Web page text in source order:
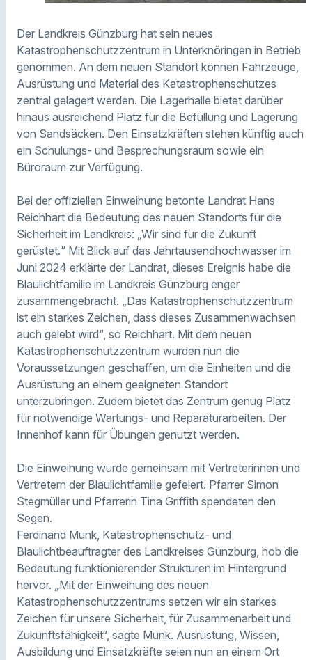
Der Landkreis Günzburg hat sein neues
Katastrophenschutzzentrum in Unterknöringen in Betrieb
genommen. An dem neuen Standort können Fahrzeuge,
Ausrüstung und Material des Katastrophenschutzes
zentral gelagert werden. Die Lagerhalle bietet darüber
hinaus ausreichend Platz für die Befüllung und Lagerung
von Sandsäcken. Den Einsatzkräften stehen künftig auch
ein Schulungs- und Besprechungsraum sowie ein
Büroraum zur Verfügung.
Bei der offiziellen Einweihung betonte Landrat Hans
Reichhart die Bedeutung des neuen Standorts für die
Sicherheit im Landkreis: „Wir sind für die Zukunft
gerüstet.“ Mit Blick auf das Jahrtausendhochwasser im
Juni 2024 erklärte der Landrat, dieses Ereignis habe die
Blaulichtfamilie im Landkreis Günzburg enger
zusammengebracht. „Das Katastrophenschutzzentrum
ist ein starkes Zeichen, dass dieses Zusammenwachsen
auch gelebt wird“, so Reichhart. Mit dem neuen
Katastrophenschutzzentrum wurden nun die
Voraussetzungen geschaffen, um die Einheiten und die
Ausrüstung an einem geeigneten Standort
unterzubringen. Zudem bietet das Zentrum genug Platz
für notwendige Wartungs- und Reparaturarbeiten. Der
Innenhof kann für Übungen genutzt werden.
Die Einweihung wurde gemeinsam mit Vertreterinnen und
Vertretern der Blaulichtfamilie gefeiert. Pfarrer Simon
Stegmüller und Pfarrerin Tina Griffith spendeten den
Segen.
Ferdinand Munk, Katastrophenschutz- und
Blaulichtbeauftragter des Landkreises Günzburg, hob die
Bedeutung funktionierender Strukturen im Hintergrund
hervor. „Mit der Einweihung des neuen
Katastrophenschutzzentrums setzen wir ein starkes
Zeichen für unsere Sicherheit, für Zusammenarbeit und
Zukunftsfähigkeit“, sagte Munk. Ausrüstung, Wissen,
Ausbildung und Einsatzkräfte seien nun an einem Ort